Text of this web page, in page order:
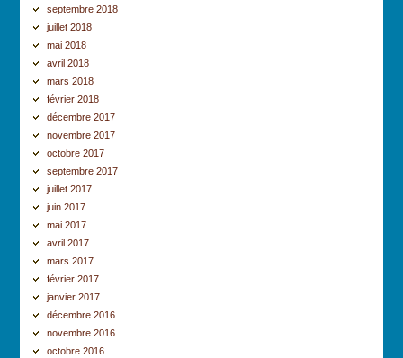
septembre 2018
juillet 2018
mai 2018
avril 2018
mars 2018
février 2018
décembre 2017
novembre 2017
octobre 2017
septembre 2017
juillet 2017
juin 2017
mai 2017
avril 2017
mars 2017
février 2017
janvier 2017
décembre 2016
novembre 2016
octobre 2016